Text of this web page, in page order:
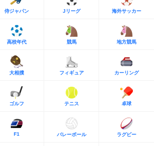
侍ジャパン Jリーグ 海外サッカー
高校年代 競馬 地方競馬
大相撲 フィギュア カーリング
ゴルフ テニス 卓球
F1 バレーボール ラグビー